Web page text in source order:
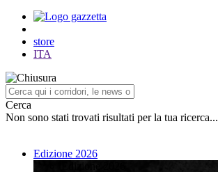
store
ITA
Cerca
Non sono stati trovati risultati per la tua ricerca...
Edizione 2026